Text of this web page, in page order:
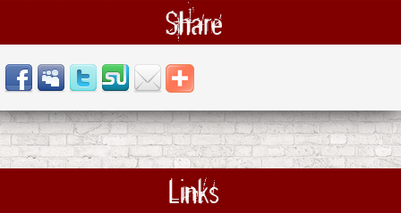
Share
Links